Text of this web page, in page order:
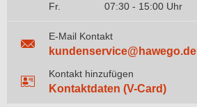
Fr.
07:30 - 15:00 Uhr
E-Mail Kontakt
kundenservice@hawego.de
Kontakt hinzufügen
Kontaktdaten (V-Card)